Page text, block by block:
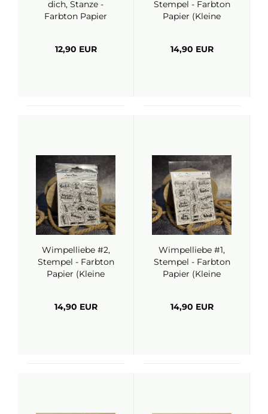
dich, Stanze -
Farbton Papier
12,90 EUR
Stempel - Farbton
Papier (Kleine
14,90 EUR
Wimpelliebe #2,
Stempel - Farbton
Papier (Kleine
14,90 EUR
Wimpelliebe #1,
Stempel - Farbton
Papier (Kleine
14,90 EUR